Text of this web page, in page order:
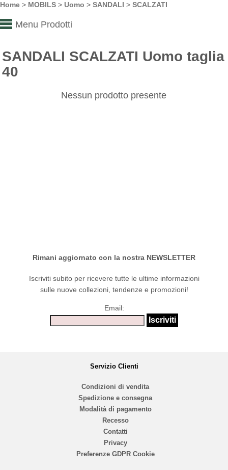
Home > MOBILS > Uomo > SANDALI > SCALZATI
Menu Prodotti
SANDALI SCALZATI Uomo taglia
40
Nessun prodotto presente
Rimani aggiornato con la nostra NEWSLETTER
Iscriviti subito per ricevere tutte le ultime informazioni
sulle nuove collezioni, tendenze e promozioni!
Email:
Servizio Clienti
Condizioni di vendita
Spedizione e consegna
Modalità di pagamento
Recesso
Contatti
Privacy
Preferenze GDPR Cookie